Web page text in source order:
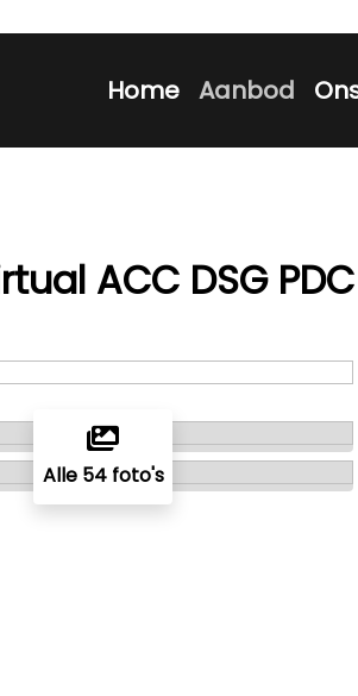
Home Aanbod
ACC DSG
Alle 54 foto's